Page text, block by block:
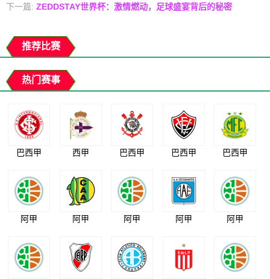
下一篇: ZEDDSTAY世界杯：激情燃动，足球盛宴背后的秘密
推荐比赛
热门赛事
巴西甲 西甲 巴西甲 巴西甲 巴西甲
阿甲 阿甲 阿甲 阿甲 阿甲